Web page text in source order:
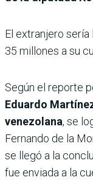
El extranjero sería
35 millones a su
Según el reporte
Eduardo
venezolana, se
Fernando de la
se llegó a la
fue enviada a la